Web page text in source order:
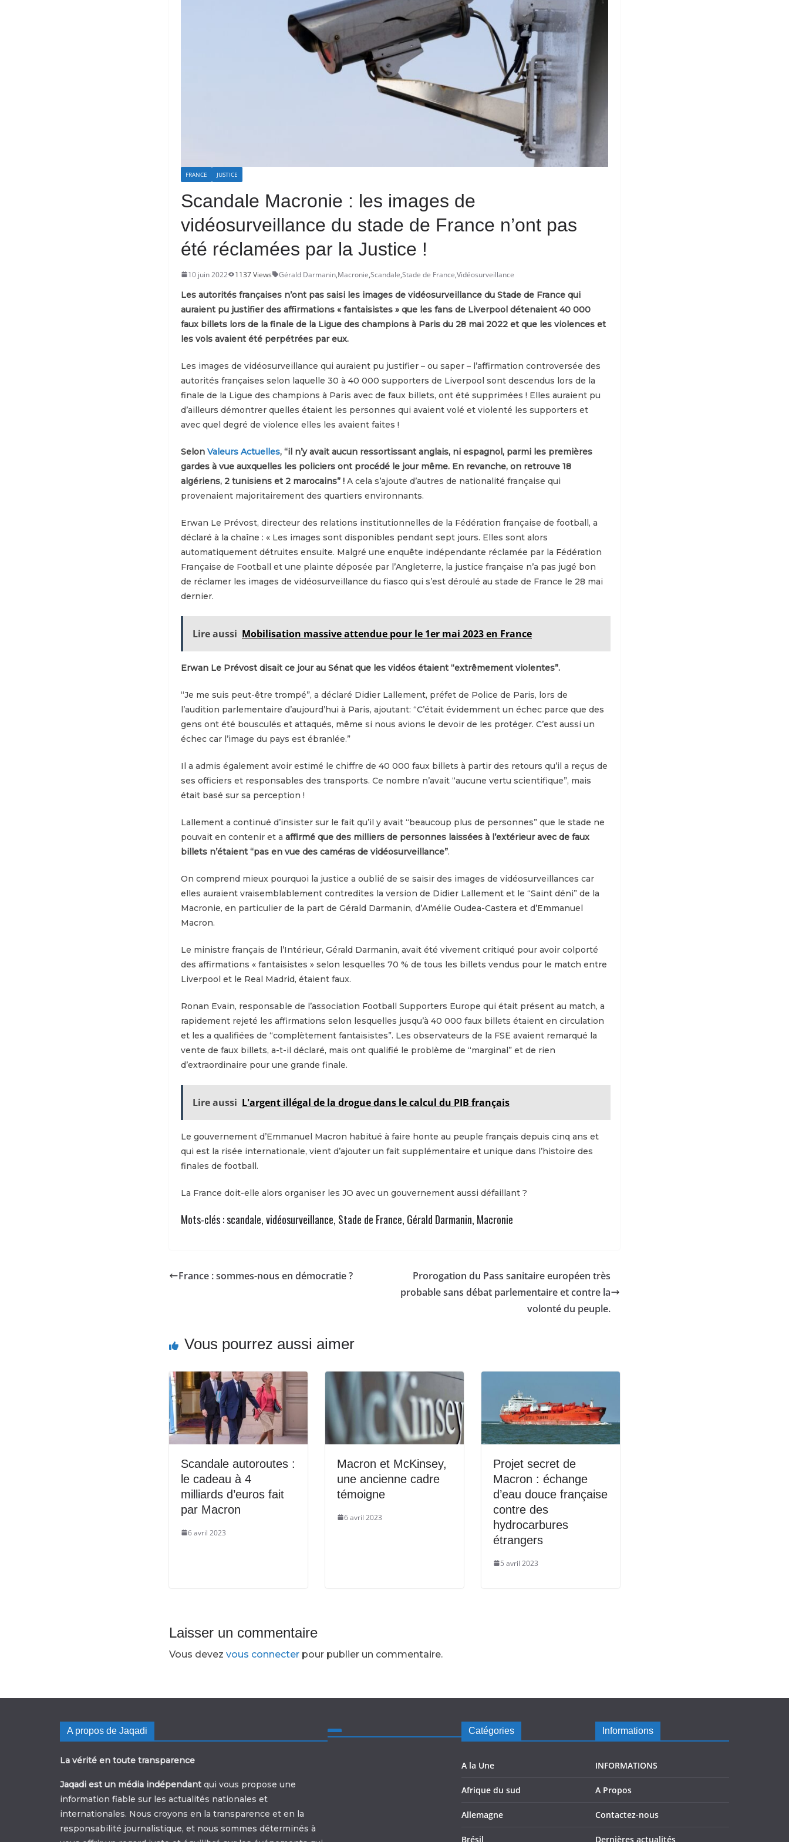
FRANCE JUSTICE
Scandale Macronie : les images de
vidéosurveillance du stade de France n’ont pas
été réclamées par la Justice !
10 juin 2022 1137 Views Gérald Darmanin,Macronie,Scandale,Stade de France,Vidéosurveillance
Les autorités françaises n’ont pas saisi les images de vidéosurveillance du Stade de France qui
auraient pu justifier des affirmations « fantaisistes » que les fans de Liverpool détenaient 40 000
faux billets lors de la finale de la Ligue des champions à Paris du 28 mai 2022 et que les violences et
les vols avaient été perpétrées par eux.
Les images de vidéosurveillance qui auraient pu justifier – ou saper – l’affirmation controversée des
autorités françaises selon laquelle 30 à 40 000 supporters de Liverpool sont descendus lors de la
finale de la Ligue des champions à Paris avec de faux billets, ont été supprimées ! Elles auraient pu
d’ailleurs démontrer quelles étaient les personnes qui avaient volé et violenté les supporters et
avec quel degré de violence elles les avaient faites !
Selon Valeurs Actuelles, “il n’y avait aucun ressortissant anglais, ni espagnol, parmi les premières
gardes à vue auxquelles les policiers ont procédé le jour même. En revanche, on retrouve 18
algériens, 2 tunisiens et 2 marocains” ! A cela s’ajoute d’autres de nationalité française qui
provenaient majoritairement des quartiers environnants.
Erwan Le Prévost, directeur des relations institutionnelles de la Fédération française de football, a
déclaré à la chaîne : « Les images sont disponibles pendant sept jours. Elles sont alors
automatiquement détruites ensuite. Malgré une enquête indépendante réclamée par la Fédération
Française de Football et une plainte déposée par l’Angleterre, la justice française n’a pas jugé bon
de réclamer les images de vidéosurveillance du fiasco qui s’est déroulé au stade de France le 28 mai
dernier.
Lire aussi Mobilisation massive attendue pour le 1er mai 2023 en France
Erwan Le Prévost disait ce jour au Sénat que les vidéos étaient “extrêmement violentes”.
“Je me suis peut-être trompé”, a déclaré Didier Lallement, préfet de Police de Paris, lors de
l’audition parlementaire d’aujourd’hui à Paris, ajoutant: “C’était évidemment un échec parce que des
gens ont été bousculés et attaqués, même si nous avions le devoir de les protéger. C’est aussi un
échec car l’image du pays est ébranlée.”
Il a admis également avoir estimé le chiffre de 40 000 faux billets à partir des retours qu’il a reçus de
ses officiers et responsables des transports. Ce nombre n’avait “aucune vertu scientifique”, mais
était basé sur sa perception !
Lallement a continué d’insister sur le fait qu’il y avait “beaucoup plus de personnes” que le stade ne
pouvait en contenir et a affirmé que des milliers de personnes laissées à l’extérieur avec de faux
billets n’étaient “pas en vue des caméras de vidéosurveillance”.
On comprend mieux pourquoi la justice a oublié de se saisir des images de vidéosurveillances car
elles auraient vraisemblablement contredites la version de Didier Lallement et le “Saint déni” de la
Macronie, en particulier de la part de Gérald Darmanin, d’Amélie Oudea-Castera et d’Emmanuel
Macron.
Le ministre français de l’Intérieur, Gérald Darmanin, avait été vivement critiqué pour avoir colporté
des affirmations « fantaisistes » selon lesquelles 70 % de tous les billets vendus pour le match entre
Liverpool et le Real Madrid, étaient faux.
Ronan Evain, responsable de l’association Football Supporters Europe qui était présent au match, a
rapidement rejeté les affirmations selon lesquelles jusqu’à 40 000 faux billets étaient en circulation
et les a qualifiées de “complètement fantaisistes”. Les observateurs de la FSE avaient remarqué la
vente de faux billets, a-t-il déclaré, mais ont qualifié le problème de “marginal” et de rien
d’extraordinaire pour une grande finale.
Lire aussi L'argent illégal de la drogue dans le calcul du PIB français
Le gouvernement d’Emmanuel Macron habitué à faire honte au peuple français depuis cinq ans et
qui est la risée internationale, vient d’ajouter un fait supplémentaire et unique dans l’histoire des
finales de football.
La France doit-elle alors organiser les JO avec un gouvernement aussi défaillant ?
Mots-clés : scandale, vidéosurveillance, Stade de France, Gérald Darmanin, Macronie
France : sommes-nous en démocratie ?
Prorogation du Pass sanitaire européen très
probable sans débat parlementaire et contre la
volonté du peuple.
Vous pourrez aussi aimer
Scandale autoroutes :
le cadeau à 4
milliards d’euros fait
par Macron
6 avril 2023
Macron et McKinsey,
une ancienne cadre
témoigne
6 avril 2023
Projet secret de
Macron : échange
d’eau douce française
contre des
hydrocarbures
étrangers
5 avril 2023
Laisser un commentaire
Vous devez vous connecter pour publier un commentaire.
A propos de Jaqadi
La vérité en toute transparence
Jaqadi est un média indépendant qui vous propose une
information fiable sur les actualités nationales et
internationales. Nous croyons en la transparence et en la
responsabilité journalistique, et nous sommes déterminés à
Catégories
A la Une
Afrique du sud
Allemagne
Brésil
Informations
INFORMATIONS
A Propos
Contactez-nous
Dernières actualités